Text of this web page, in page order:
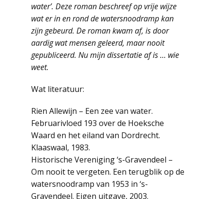
water’. Deze roman beschreef op vrije wijze
wat er in en rond de watersnoodramp kan
zijn gebeurd. De roman kwam af, is door
aardig wat mensen geleerd, maar nooit
gepubliceerd. Nu mijn dissertatie af is … wie
weet.
Wat literatuur:
Rien Allewijn – Een zee van water.
Februarivloed 193 over de Hoeksche
Waard en het eiland van Dordrecht.
Klaaswaal, 1983.
Historische Vereniging ‘s-Gravendeel –
Om nooit te vergeten. Een terugblik op de
watersnoodramp van 1953 in ‘s-
Gravendeel. Eigen uitgave, 2003.